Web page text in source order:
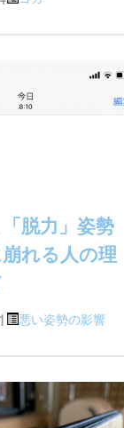
脱力」姿勢
れる人の理
悪い姿勢の影響